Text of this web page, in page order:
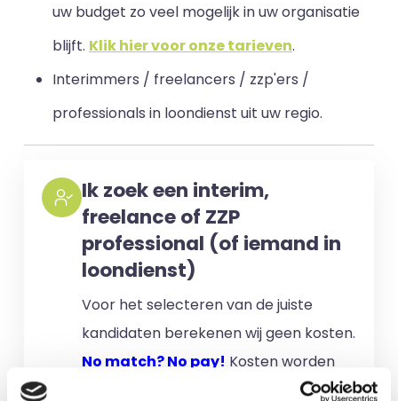
uw budget zo veel mogelijk in uw organisatie
blijft. Klik hier voor onze tarieven.
Interimmers / freelancers / zzp'ers /
professionals in loondienst uit uw regio.
Ik zoek een interim,
freelance of ZZP
professional (of iemand in
loondienst)
Voor het selecteren van de juiste
kandidaten berekenen wij geen kosten.
No match? No pay! Kosten worden
alleen gemaakt als een professional